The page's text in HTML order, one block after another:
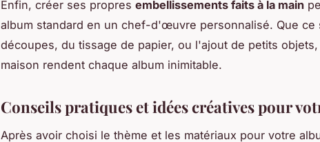
Enfin, créer ses propres embellissements faits à la main
album standard en un chef-d'œuvre personnalisé. Que ce
découpes, du tissage de papier, ou l'ajout de petits
maison rendent chaque album inimitable.
Conseils pratiques et idées créatives pour
Après avoir choisi le thème et les matériaux pour votre